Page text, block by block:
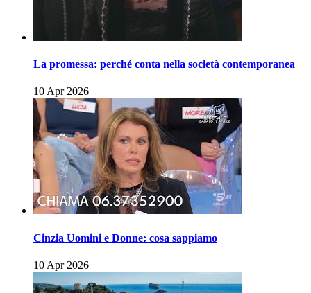
La promessa: perché conta nella società contemporanea
10 Apr 2026
Cinzia Uomini e Donne: cosa sappiamo
10 Apr 2026